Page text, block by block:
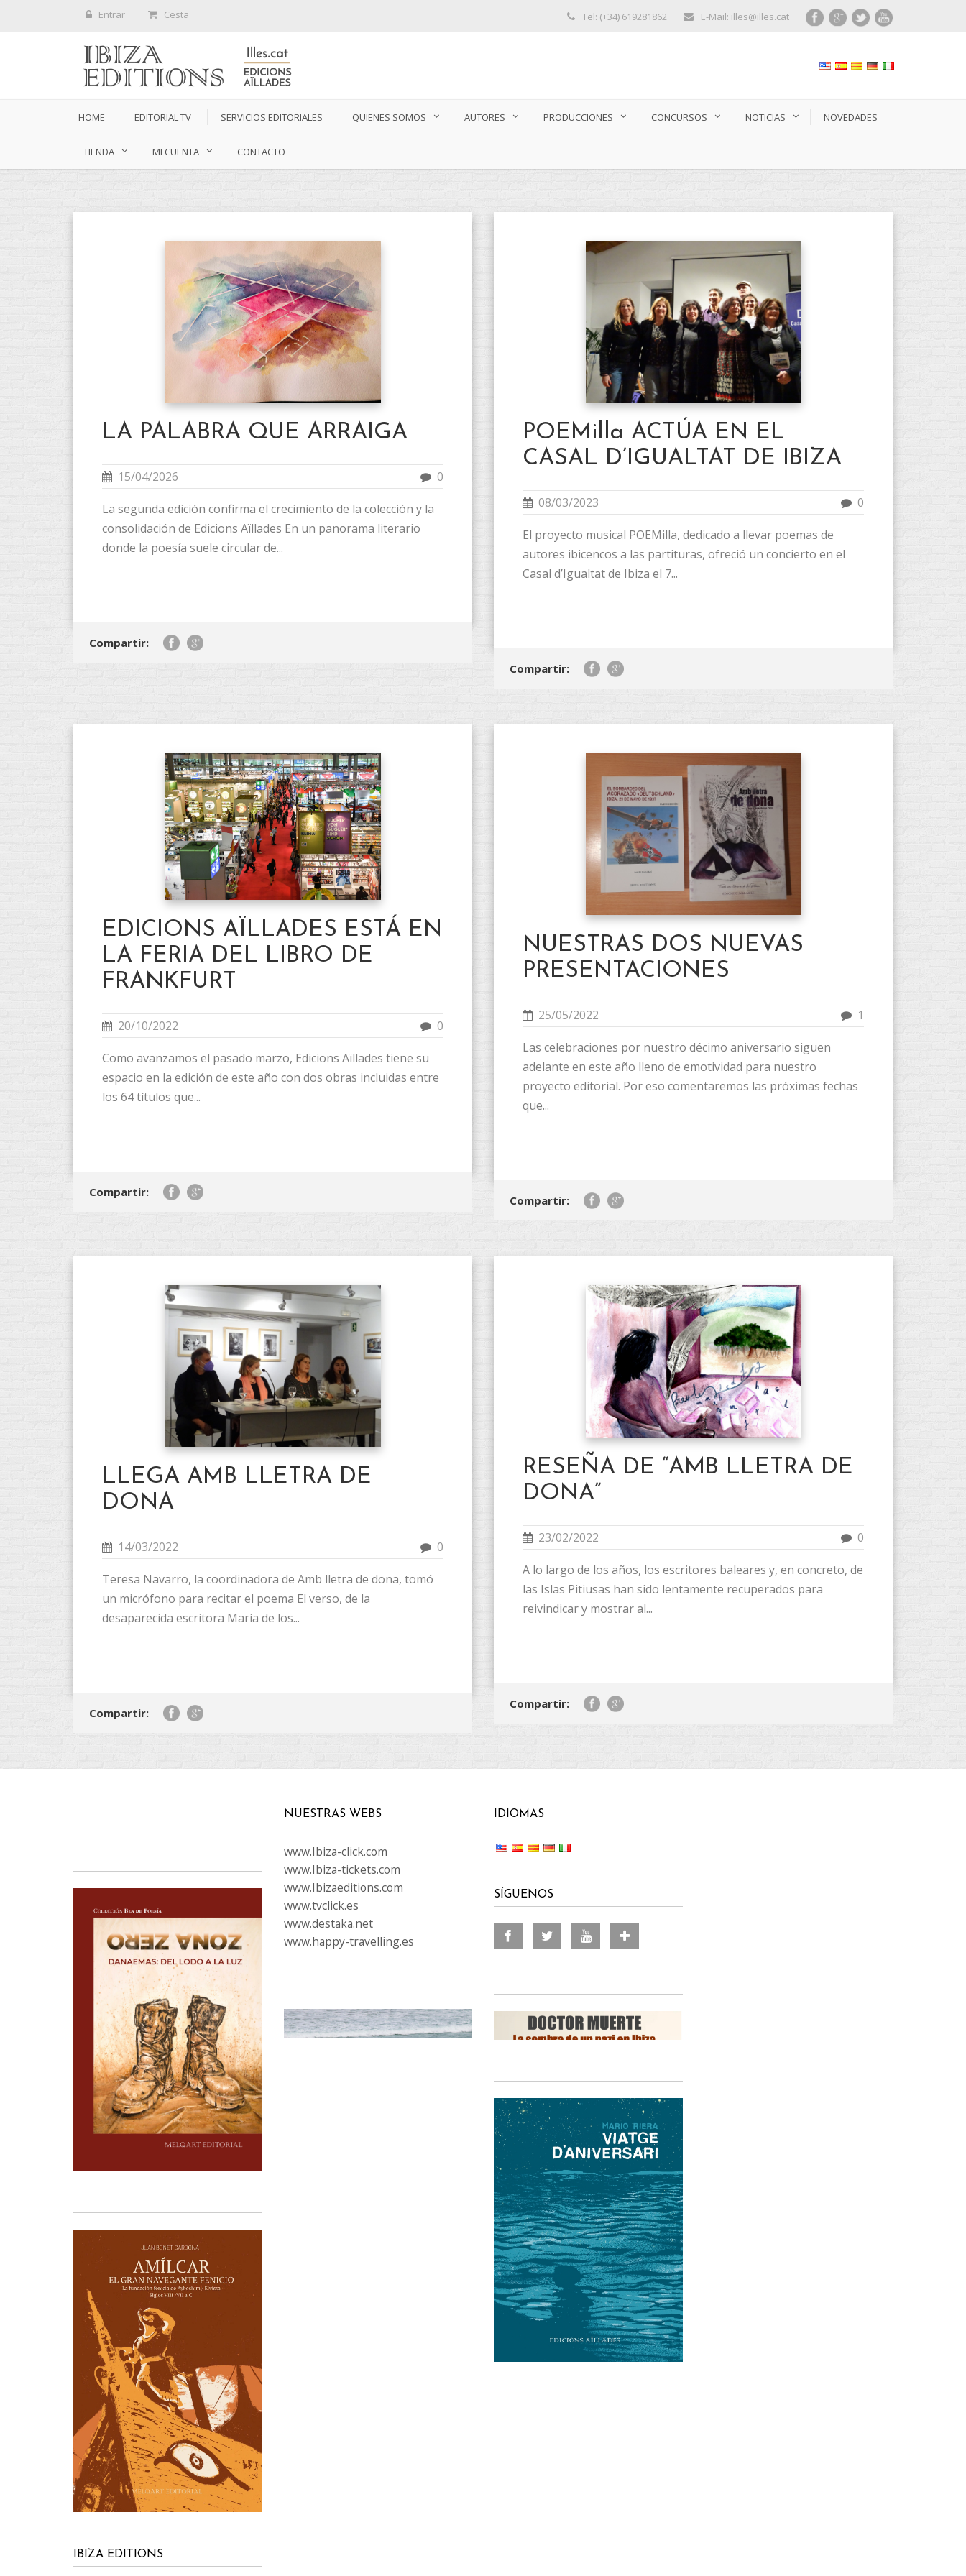
Entrar Cesta Tel: (+34) 619281862 E-Mail: illes@illes.cat
HOME EDITORIAL TV SERVICIOS EDITORIALES QUIENES SOMOS AUTORES PRODUCCIONES CONCURSOS NOTICIAS NOVEDADES
TIENDA MI CUENTA CONTACTO
LA PALABRA QUE ARRAIGA
15/04/2026 0
La segunda edición confirma el crecimiento de la colección y la
consolidación de Edicions Aïllades En un panorama literario
donde la poesía suele circular de...
Compartir:
POEMilla ACTÚA EN EL
CASAL D’IGUALTAT DE IBIZA
08/03/2023 0
El proyecto musical POEMilla, dedicado a llevar poemas de
autores ibicencos a las partituras, ofreció un concierto en el
Casal d’Igualtat de Ibiza el 7...
Compartir:
EDICIONS AÏLLADES ESTÁ EN
LA FERIA DEL LIBRO DE
FRANKFURT
20/10/2022 0
Como avanzamos el pasado marzo, Edicions Aïllades tiene su
espacio en la edición de este año con dos obras incluidas entre
los 64 títulos que...
Compartir:
NUESTRAS DOS NUEVAS
PRESENTACIONES
25/05/2022 1
Las celebraciones por nuestro décimo aniversario siguen
adelante en este año lleno de emotividad para nuestro
proyecto editorial. Por eso comentaremos las próximas fechas
que...
Compartir:
LLEGA AMB LLETRA DE
DONA
14/03/2022 0
Teresa Navarro, la coordinadora de Amb lletra de dona, tomó
un micrófono para recitar el poema El verso, de la
desaparecida escritora María de los...
Compartir:
RESEÑA DE “AMB LLETRA DE
DONA”
23/02/2022 0
A lo largo de los años, los escritores baleares y, en concreto, de
las Islas Pitiusas han sido lentamente recuperados para
reivindicar y mostrar al...
Compartir:
IBIZA EDITIONS
NUESTRAS WEBS
www.Ibiza-click.com
www.Ibiza-tickets.com
www.Ibizaeditions.com
www.tvclick.es
www.destaka.net
www.happy-travelling.es
IDIOMAS
SÍGUENOS